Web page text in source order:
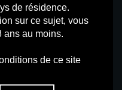
de résidence.
sur ce sujet, vous
ans au moins.
de ce site
?